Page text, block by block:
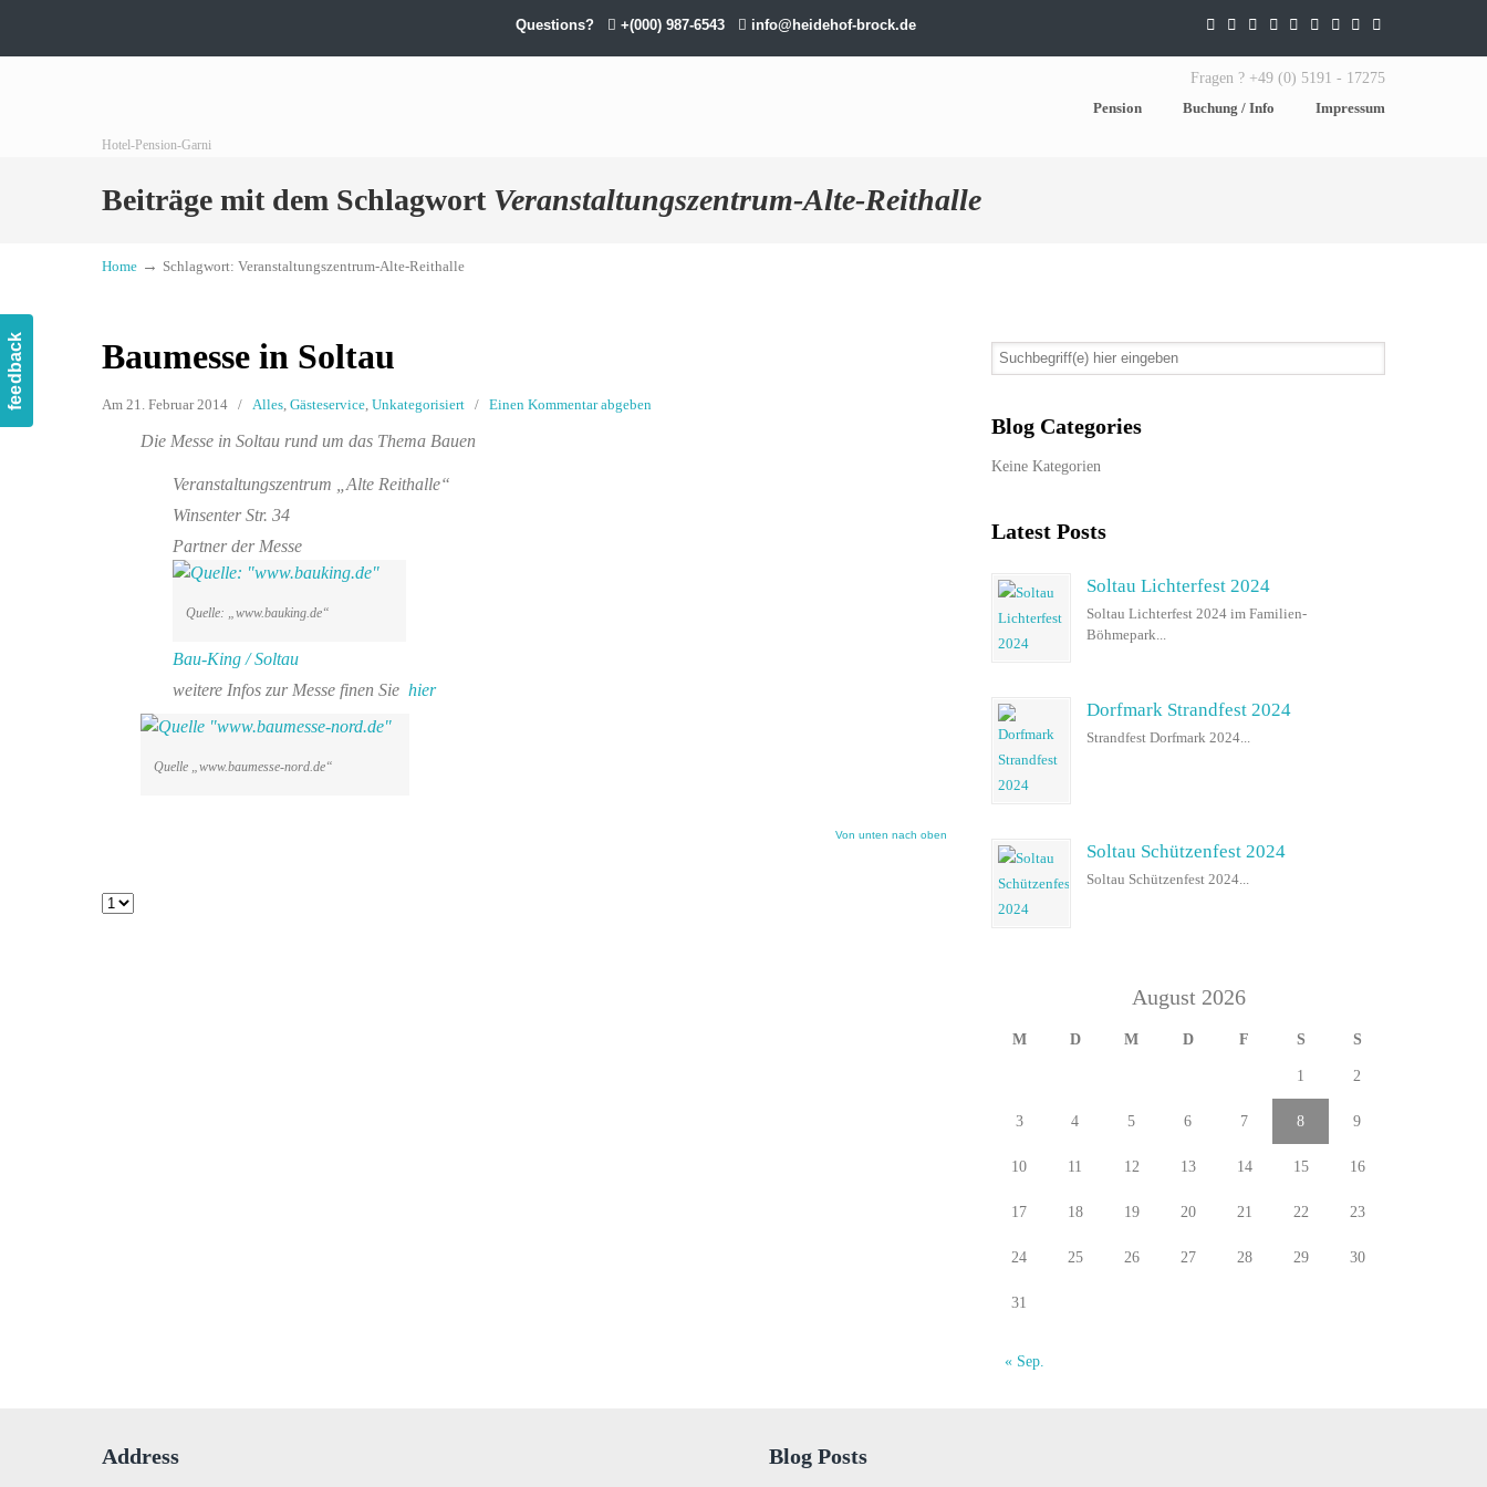
feedback
Questions? +(000) 987-6543 info@heidehof-brock.de
Hotel-Pension-Garni
Fragen ? +49 (0) 5191 - 17275
Pension
Buchung / Info Impressum
Beiträge mit dem Schlagwort Veranstaltungszentrum-Alte-Reithalle
Home → Schlagwort: Veranstaltungszentrum-Alte-Reithalle
Baumesse in Soltau
Am 21. Februar 2014 / Alles, Gästeservice, Unkategorisiert / Einen Kommentar abgeben
Die Messe in Soltau rund um das Thema Bauen
Veranstaltungszentrum „Alte Reithalle“
Winsenter Str. 34
Partner der Messe
Quelle: „www.bauking.de“
Bau-King / Soltau
weitere Infos zur Messe finen Sie hier
Quelle „www.baumesse-nord.de“
Von unten nach oben
Blog Categories
Keine Kategorien
Latest Posts
Soltau Lichterfest 2024
Soltau Lichterfest 2024 im Familien-
Böhmepark...
Dorfmark Strandfest 2024
Strandfest Dorfmark 2024...
Soltau Schützenfest 2024
Soltau Schützenfest 2024...
August 2026
M D M D F S S
1 2
3 4 5 6 7 8 9
10 11 12 13 14 15 16
17 18 19 20 21 22 23
24 25 26 27 28 29 30
31
« Sep.
Address Blog Posts